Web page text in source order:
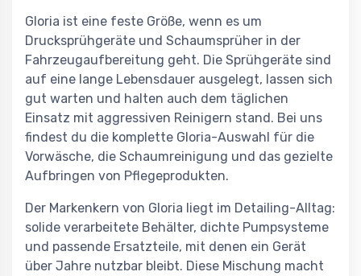
Gloria ist eine feste Größe, wenn es um
Drucksprühgeräte und Schaumsprüher in der
Fahrzeugaufbereitung geht. Die Sprühgeräte sind
auf eine lange Lebensdauer ausgelegt, lassen sich
gut warten und halten auch dem täglichen
Einsatz mit aggressiven Reinigern stand. Bei uns
findest du die komplette Gloria-Auswahl für die
Vorwäsche, die Schaumreinigung und das gezielte
Aufbringen von Pflegeprodukten.
Der Markenkern von Gloria liegt im Detailing-Alltag:
solide verarbeitete Behälter, dichte Pumpsysteme
und passende Ersatzteile, mit denen ein Gerät
über Jahre nutzbar bleibt. Diese Mischung macht